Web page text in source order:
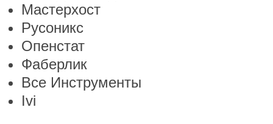
Мастерхост
Русоникс
Опенстат
Фаберлик
Все Инструменты
Ivi